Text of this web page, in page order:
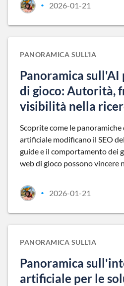
• 2026-01-21
PANORAMICA SULL'IA
Panoramica sull'AI
di gioco: Autorità,
visibilità nella
Scoprite come le
artificiale modificano il SEO
guide e il comportamento dei
web di gioco possono vincere
• 2026-01-21
PANORAMICA SULL'IA
Panoramica
artificiale per le